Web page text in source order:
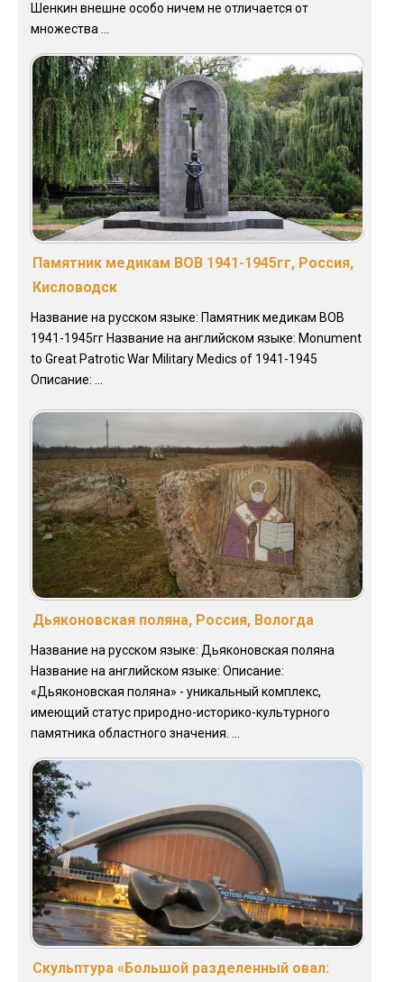
Шенкин внешне особо ничем не отличается от
множества ...
Памятник медикам ВОВ 1941-1945гг, Россия,
Кисловодск
Название на русском языке: Памятник медикам ВОВ
1941-1945гг Название на английском языке: Monument
to Great Patrotic War Military Medics of 1941-1945
Описание: ...
Дьяконовская поляна, Россия, Вологда
Название на русском языке: Дьяконовская поляна
Название на английском языке: Описание:
«Дьяконовская поляна» - уникальный комплекс,
имеющий статус природно-историко-культурного
памятника областного значения. ...
Скульптура «Большой разделенный овал: